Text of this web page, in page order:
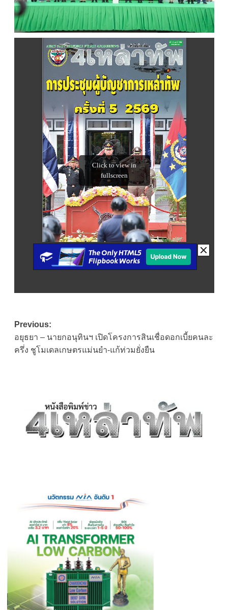
Post
navigation
Previous:
อยุธยา – นายกอนุทินฯ เปิดโครงการสินเชื่อดอกเบี้ยคนละ
ครึ่ง ชูโมเดลเกษตรแม่นยำ-แก้ท่วมยั่งยืน